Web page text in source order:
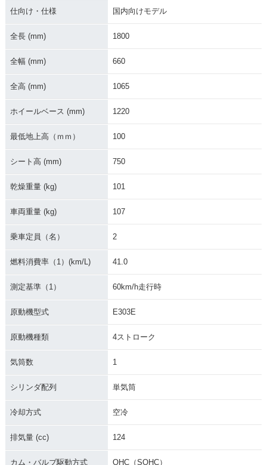
仕向け・仕様 国内向けモデル
全長 (mm) 1800
全幅 (mm) 660
全高 (mm) 1065
ホイールベース (mm) 1220
最低地上高（ｍｍ） 100
シート高 (mm) 750
乾燥重量 (kg) 101
車両重量 (kg) 107
乗車定員（名） 2
燃料消費率（1）(km/L) 41.0
測定基準（1） 60km/h走行時
原動機型式 E303E
原動機種類 4ストローク
気筒数 1
シリンダ配列 単気筒
冷却方式 空冷
排気量 (cc) 124
カム・バルブ駆動方式 OHC（SOHC）